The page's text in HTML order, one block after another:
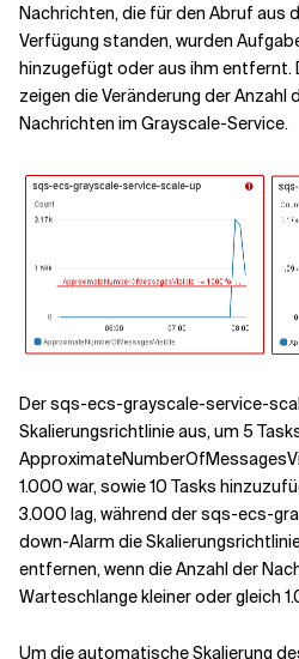
Nachrichten, die für den Abruf aus
Verfügung standen, wurden
hinzugefügt oder aus ihm entfernt.
zeigen die Veränderung der
Nachrichten im Grayscale-Service.
Der sqs-ecs-grayscale-service-
Skalierungsrichtlinie aus, um 5
1.000 war, sowie 10 Tasks
3.000 lag, während der sqs-ecs-
down-Alarm die
entfernen, wenn die Anzahl der
Warteschlange kleiner oder gleich
Um die automatische Skalierung